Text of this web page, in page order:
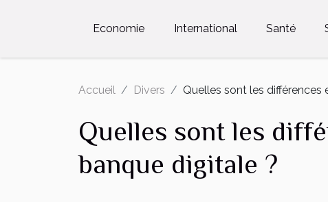
Economie International Santé
Accueil Divers Quelles sont les
Quelles sont les
banque digitale ?